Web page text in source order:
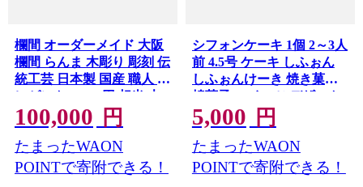
欄間 オーダーメイド 大阪
欄間 らんま 木彫り 彫刻 伝
統工芸 日本製 国産 職人 プ
レゼント 30000円 相当 大
阪府 松原市
100,000 円
たまったWAON
POINTで寄附できる！
シフォンケーキ 1個 2～3人
前 4.5号 ケーキ しふぉん
しふぉんけーき 焼き菓子
焼菓子 スイーツ デザート
sifonnke-ki sifoncake おや
つ 冷凍 ギフト 贈答用 手土
産 お取り寄せ プレゼント
洋菓子 ティータイム 誕生
5,000 円
たまったWAON
POINTで寄附できる！